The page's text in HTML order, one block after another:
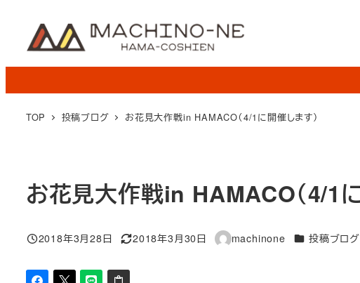
ン
TOP 投稿ブログ お花見大作戦in HAMACO（4/1に開催します）
お花見大作戦in HAMACO（4/1
投稿日
2018年3月28日
更新日
2018年3月30日
著
machinone カテゴリー
投稿ブログ